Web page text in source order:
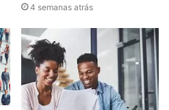
4 semanas atrás